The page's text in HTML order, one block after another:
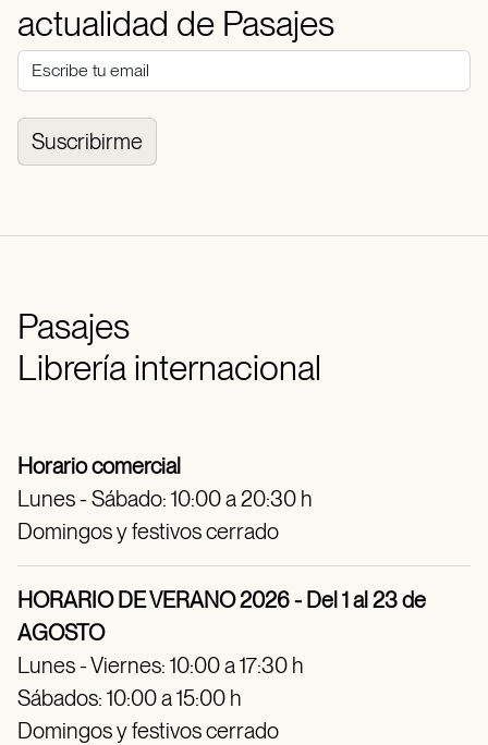
actualidad de Pasajes
Suscribirme
Pasajes
Librería internacional
Horario comercial
Lunes - Sábado: 10:00 a 20:30 h
Domingos y festivos cerrado
HORARIO DE VERANO 2026 - Del 1 al 23 de
AGOSTO
Lunes - Viernes: 10:00 a 17:30 h
Sábados: 10:00 a 15:00 h
Domingos y festivos cerrado